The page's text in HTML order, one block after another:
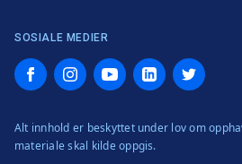
SOSIALE MEDIER
FacebookInstagramYouTubeLinkedInTwitter
Alt innhold er beskyttet under lov om
materiale skal kilde oppgis.